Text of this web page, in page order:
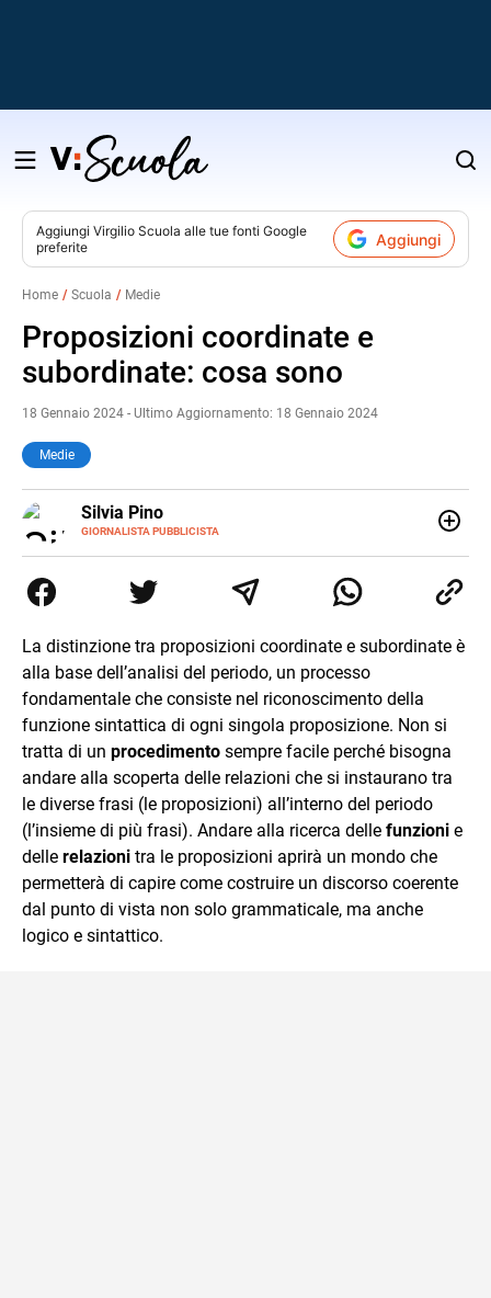
Salta
contenuto
Aggiungi Virgilio Scuola alle tue fonti Google
preferite
Aggiungi
Home Scuola Medie
Proposizioni coordinate e
subordinate: cosa sono
18 Gennaio 2024 - Ultimo Aggiornamento: 18 Gennaio 2024
Medie
Silvia Pino
GIORNALISTA PUBBLICISTA
E-
MAIL
critica del testo perché stregata dalle parole, dalla
comunicazione per pura casualità. Leggo, indago e amo i
scrivere e non mi sono più fermata.
La distinzione tra proposizioni coordinate e subordinate è
alla base dell’analisi del periodo, un processo
fondamentale che consiste nel riconoscimento della
funzione sintattica di ogni singola proposizione. Non si
tratta di un procedimento sempre facile perché bisogna
andare alla scoperta delle relazioni che si instaurano tra
le diverse frasi (le proposizioni) all’interno del periodo
(l’insieme di più frasi). Andare alla ricerca delle funzioni e
delle relazioni tra le proposizioni aprirà un mondo che
permetterà di capire come costruire un discorso coerente
dal punto di vista non solo grammaticale, ma anche
logico e sintattico.